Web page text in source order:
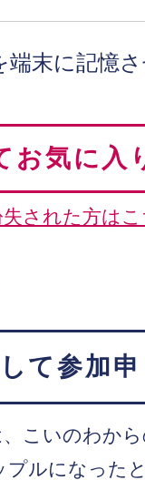
端末に記憶
お気に入
された方は
て参加
こいのわか
ルになった